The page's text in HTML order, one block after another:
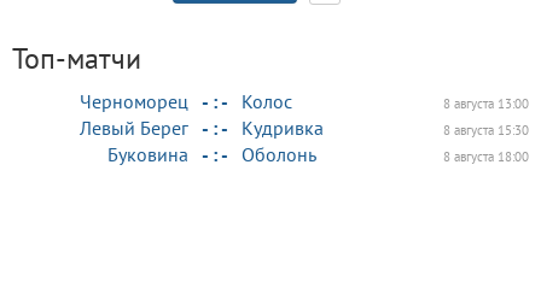
Топ-матчи
Черноморец Колос
- : - 8 августа 13:00
Левый Берег Кудривка
- : - 8 августа 15:30
Буковина Оболонь
- : - 8 августа 18:00